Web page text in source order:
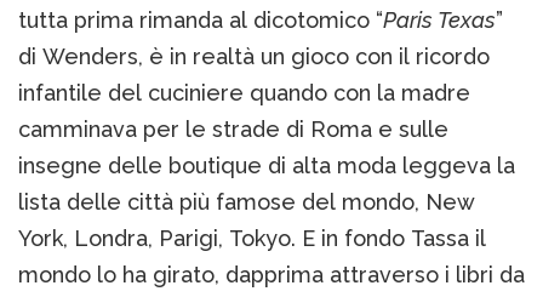
tutta prima rimanda al dicotomico “Paris Texas”
di Wenders, è in realtà un gioco con il ricordo
infantile del cuciniere quando con la madre
camminava per le strade di Roma e sulle
insegne delle boutique di alta moda leggeva la
lista delle città più famose del mondo, New
York, Londra, Parigi, Tokyo. E in fondo Tassa il
mondo lo ha girato, dapprima attraverso i libri da